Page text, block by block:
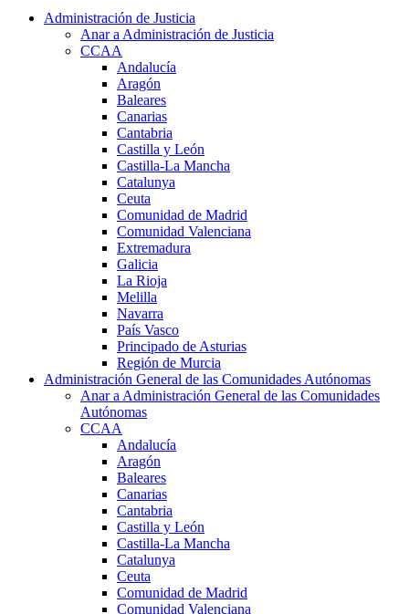
Administración de Justicia
Anar a Administración de Justicia
CCAA
Andalucía
Aragón
Baleares
Canarias
Cantabria
Castilla y León
Castilla-La Mancha
Catalunya
Ceuta
Comunidad de Madrid
Comunidad Valenciana
Extremadura
Galicia
La Rioja
Melilla
Navarra
País Vasco
Principado de Asturias
Región de Murcia
Administración General de las Comunidades Autónomas
Anar a Administración General de las Comunidades
Autónomas
CCAA
Andalucía
Aragón
Baleares
Canarias
Cantabria
Castilla y León
Castilla-La Mancha
Catalunya
Ceuta
Comunidad de Madrid
Comunidad Valenciana